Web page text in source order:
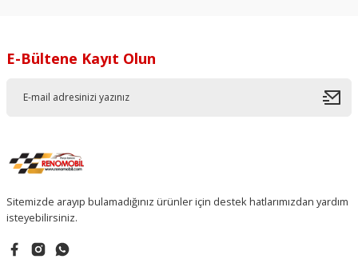
E-Bültene Kayıt Olun
Sitemizde arayıp bulamadığınız ürünler için destek hatlarımızdan yardım
isteyebilirsiniz.